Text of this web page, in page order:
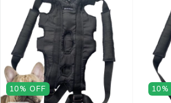
10% OFF 10%